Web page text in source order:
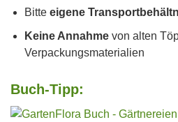
Bitte eigene
Keine Annahme von alten
Verpackungsmaterialien
Buch-Tipp: